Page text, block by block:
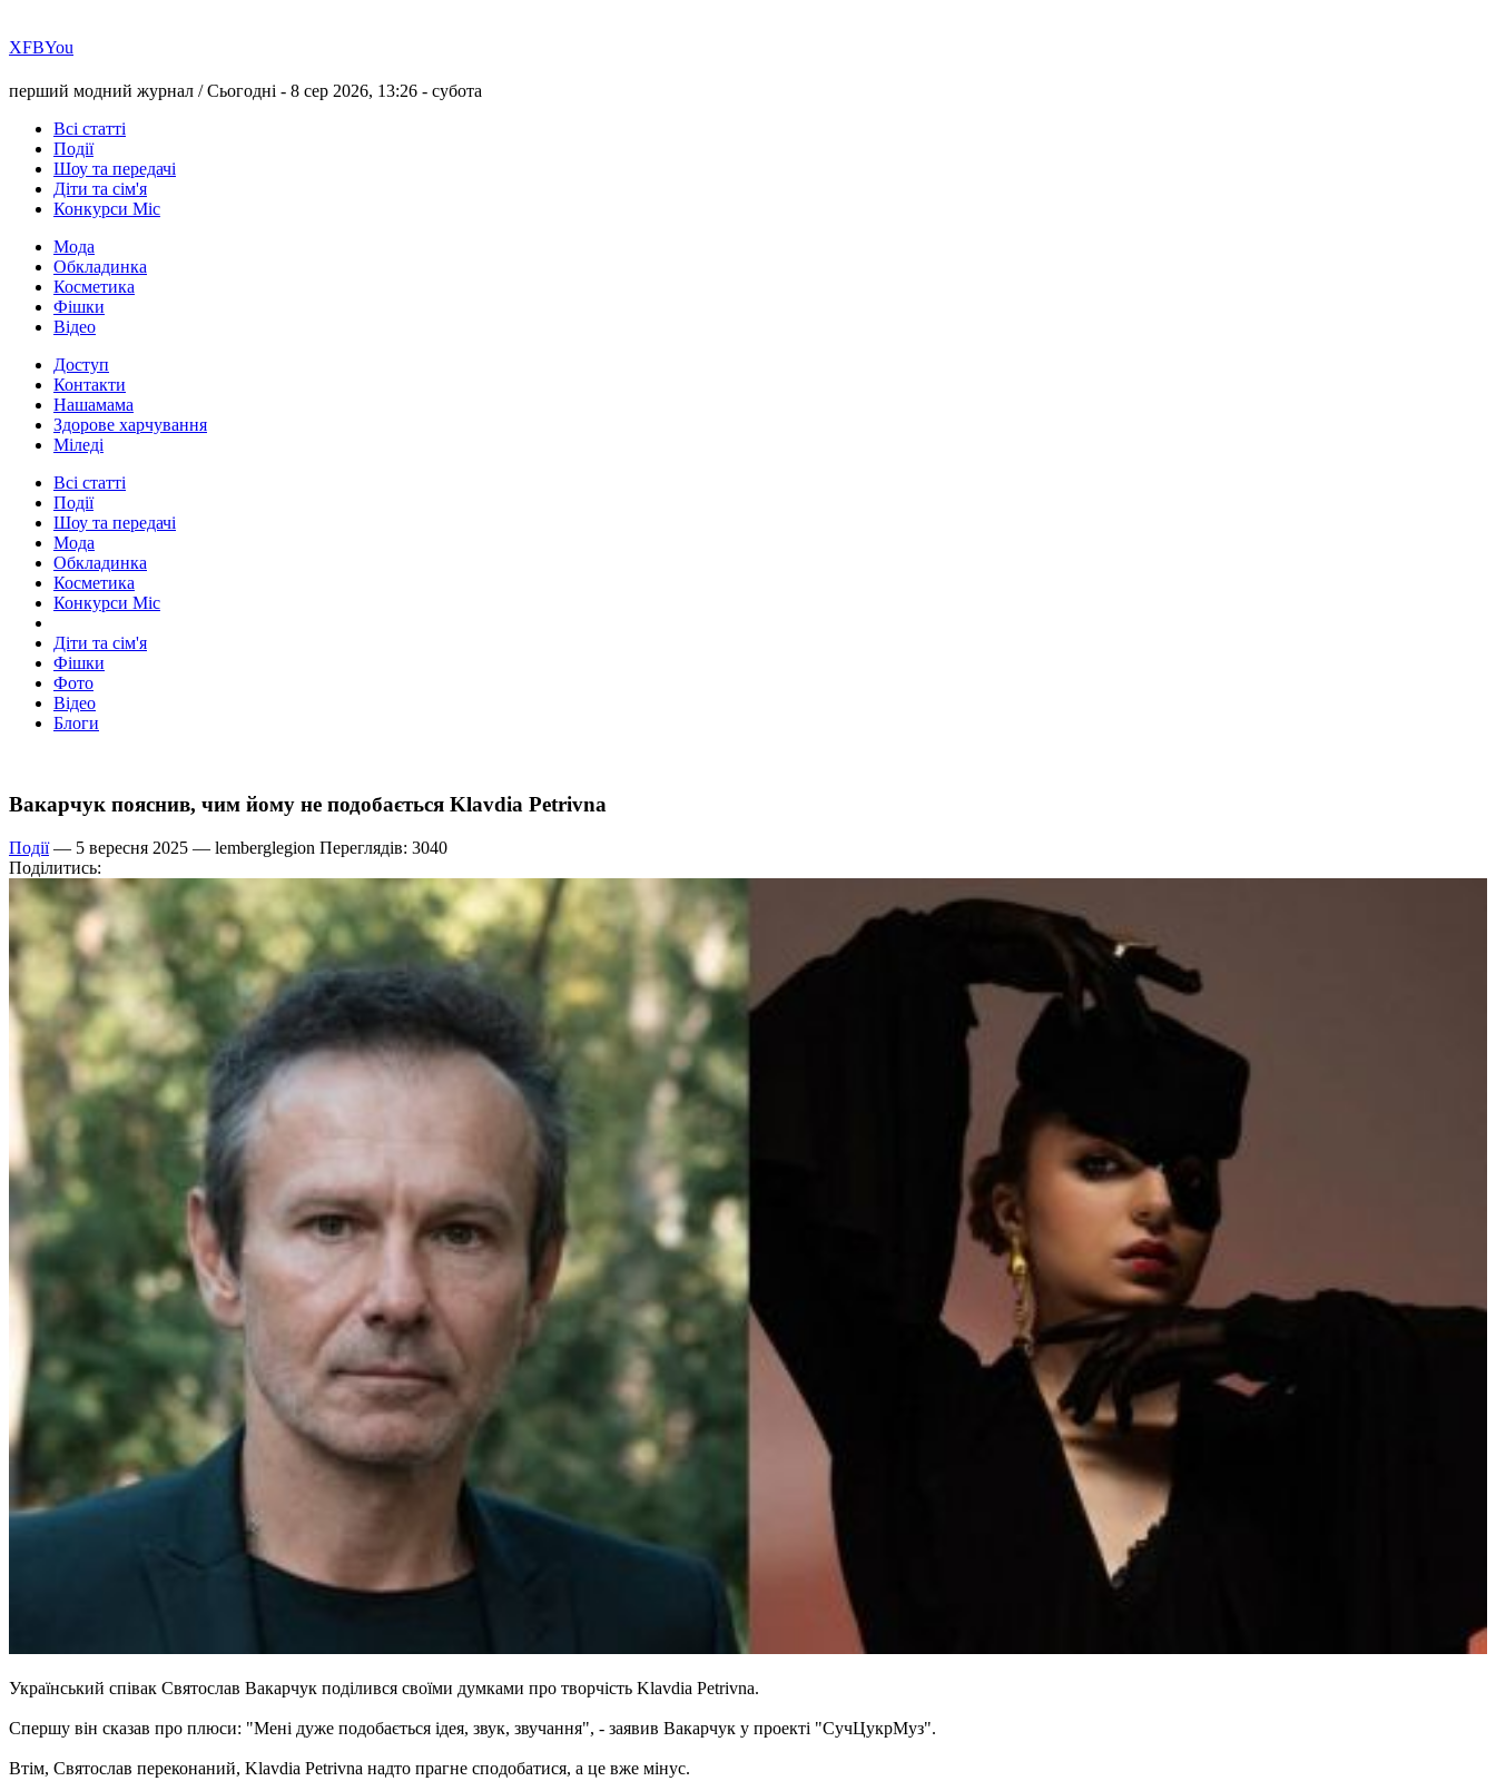
ХFBYou
перший модний журнал /Сьогодні - 8 сер 2026, 13:26 - субота
Всі статті
Події
Шоу та передачі
Діти та сім'я
Конкурси Міс
Мода
Обкладинка
Косметика
Фішки
Відео
Доступ
Контакти
Нашамама
Здорове харчування
Міледі
Всі статті
Події
Шоу та передачі
Мода
Обкладинка
Косметика
Конкурси Міс
Діти та сім'я
Фішки
Фото
Відео
Блоги
Вакарчук пояснив, чим йому не подобається Klavdia Petrivna
Події— 5 вересня 2025 — lemberglegion Переглядів: 3040
Поділитись:
Український співак Святослав Вакарчук поділився своїми думками про творчість Klavdia Petrivna.
Спершу він сказав про плюси: "Мені дуже подобається ідея, звук, звучання", - заявив Вакарчук у проекті "СучЦукрМуз".
Втім, Святослав переконаний, Klavdia Petrivna надто прагне сподобатися, а це вже мінус.